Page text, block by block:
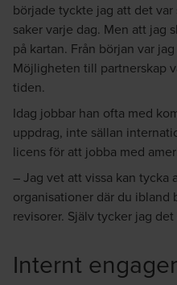
började tyckte jag att det
saker varje dag. Men att jag
på kartan. Från början var
Möjligheten till partnerskap
tiden.
Idag jobbar han ofta med
uppdrag, inte sällan
licens för att jobba med
– Jag vet att vissa kan
organisationer där du ibland
revisorer. Själv tycker jag
Internt